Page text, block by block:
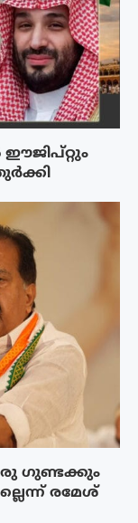
ഈജിപ്റ്റും
ഗുണ്ടക്കും
രമേശ്